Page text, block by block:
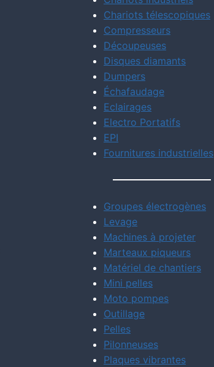
Chariots télescopiques
Compresseurs
Découpeuses
Disques diamants
Dumpers
Échafaudage
Eclairages
Electro Portatifs
EPI
Fournitures industrielles
Groupes électrogènes
Levage
Machines à projeter
Marteaux piqueurs
Matériel de chantiers
Mini pelles
Moto pompes
Outillage
Pelles
Pilonneuses
Plaques vibrantes